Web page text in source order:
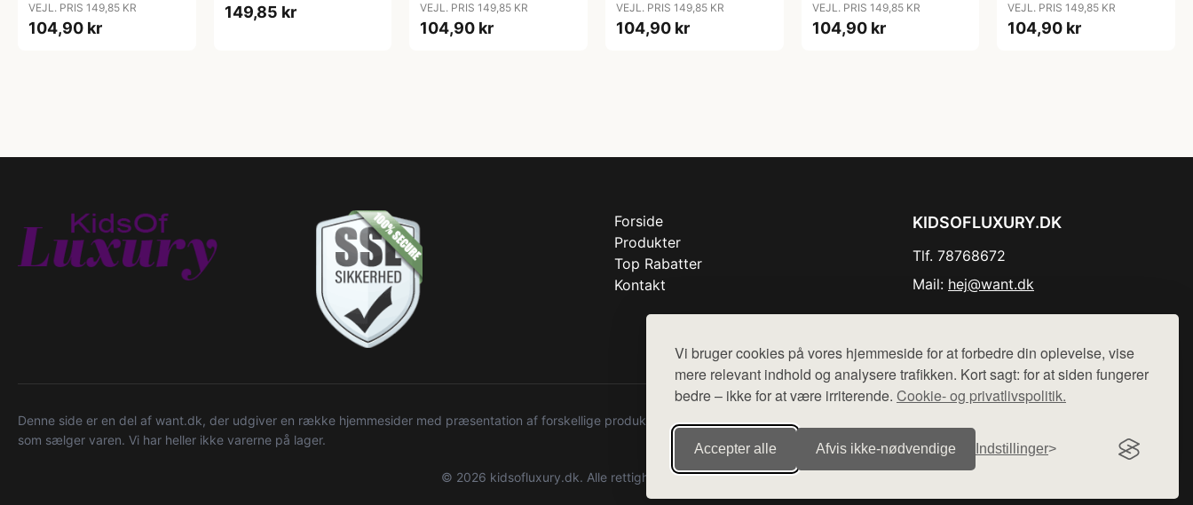
Vi bruger cookies på vores hjemmeside for at forbedre din oplevelse, vise
mere relevant indhold og analysere trafikken. Kort sagt: for at siden fungerer
bedre – ikke for at være irriterende. Cookie- og privatlivspolitik.
Accepter alle Afvis ikke‑nødvendige Indstillinger
VEJL. PRIS 149,85 KR
104,90 kr
149,85 kr VEJL. PRIS 149,85 KR
104,90 kr
VEJL. PRIS 149,85 KR
104,90 kr
Collection
VEJL. PRIS 149,85 KR
104,90 kr
VEJL. PRIS 149,85 KR
104,90 kr
Forside
Produkter
Top Rabatter
Kontakt
KIDSOFLUXURY.DK
Tlf. 78768672
Mail: hej@want.dk
Denne side er en del af want.dk, der udgiver en række hjemmesider med præsentation af forskellige produkter fra diverse webshops. Der sælges ikke varer fra denne side - vi henviser til de shops,
som sælger varen. Vi har heller ikke varerne på lager.
© 2026 kidsofluxury.dk. Alle rettigheder forbeholdes.